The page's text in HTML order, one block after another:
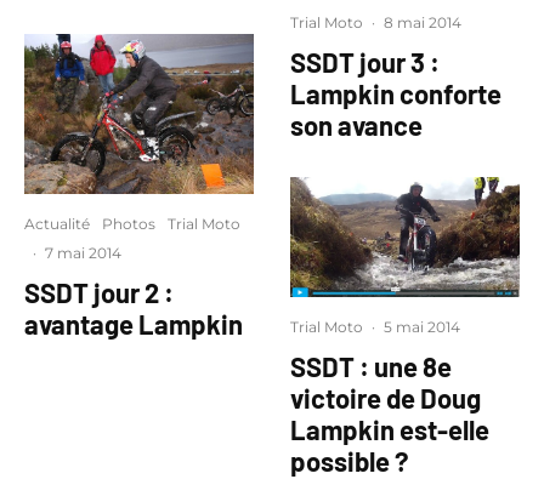
Actualité Photos
Trial Moto
· 7 mai 2014
SSDT jour 2 :
avantage Lampkin
Trial Moto · 8 mai 2014
SSDT jour 3 :
Lampkin conforte
son avance
Trial Moto · 5 mai 2014
SSDT : une 8e
victoire de Doug
Lampkin est-elle
possible ?